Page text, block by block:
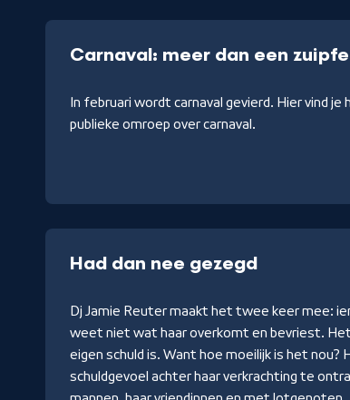
Carnaval: meer dan een
In februari wordt carnaval gevierd. Hier vind
publieke omroep over carnaval.
Had dan nee gezegd
Dj Jamie Reuter maakt het twee keer mee:
weet niet wat haar overkomt en bevriest.
eigen schuld is. Want hoe moeilijk is het nou?
schuldgevoel achter haar verkrachting te